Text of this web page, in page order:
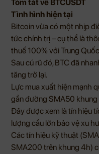
Tóm tắt về BTCUSDT
Tình hình hiện tại
Bitcoin vừa có một nhịp
tức chính trị – cụ thể là
thuế 100% với Trung
Sau cú rũ đó, BTC đã
tăng trở lại.
Lực mua xuất hiện mạnh
gần đường SMA50 khung
Đây được xem là tín hiệu
lượng cầu lớn bảo vệ xu
Các tín hiệu kỹ thuật
SMA200 trên khung 4h)